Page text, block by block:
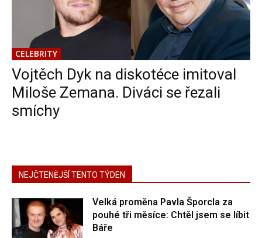
CELEBRITY
Vojtěch Dyk na diskotéce imitoval
Miloše Zemana. Diváci se řezali
smíchy
NEJČTENĚJŠÍ TENTO TÝDEN
Velká proměna Pavla Šporcla za
pouhé tři měsíce: Chtěl jsem se líbit
Báře